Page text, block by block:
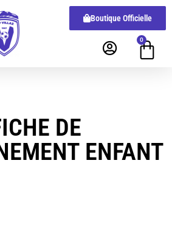
Boutique Officielle
0
DE
ENFANT